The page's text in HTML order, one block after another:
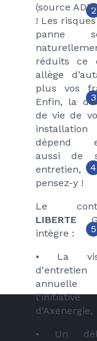
(source
! Les
panne
réduits ce
allège
plus vos
Enfin, la
de vie de
installation
dépend
aussi de
entretien,
pensez-y !
Le
LIBERTE
intègre :
• La
d'entretien
l'initiative
d'Axenergie,
• Un
2
3
4
5